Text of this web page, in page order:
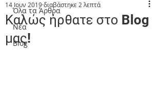
Όλα τα Άρθρα
Νέα
Blog
Καλώς ήρθατε στο Blog
μας!
14 Ιουν 2019διαβάστηκε 2 λεπτά